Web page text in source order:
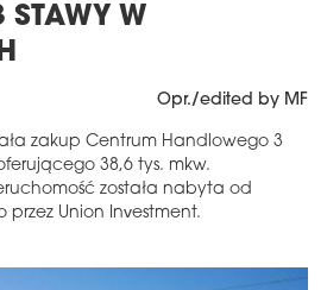
STAWY W
Opr./edited by MF
zakup Centrum Handlowego 3
38,6 tys. mkw.
została nabyta od
przez Union Investment.